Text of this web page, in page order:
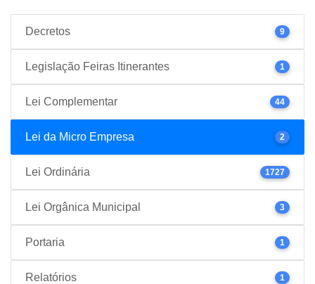
Decretos 9
Legislação Feiras Itinerantes 1
Lei Complementar 44
Lei da Micro Empresa 2
Lei Ordinária 1727
Lei Orgânica Municipal 3
Portaria 1
Relatórios 1